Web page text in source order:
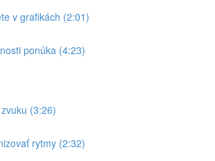
v grafikách (2:01)
ponúka (4:23)
(3:26)
rytmy (2:32)